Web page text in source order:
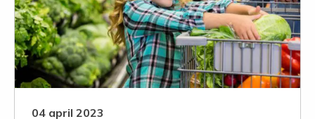
04 april 2023
pleiten
voor
afschaffing
btw
op
groente